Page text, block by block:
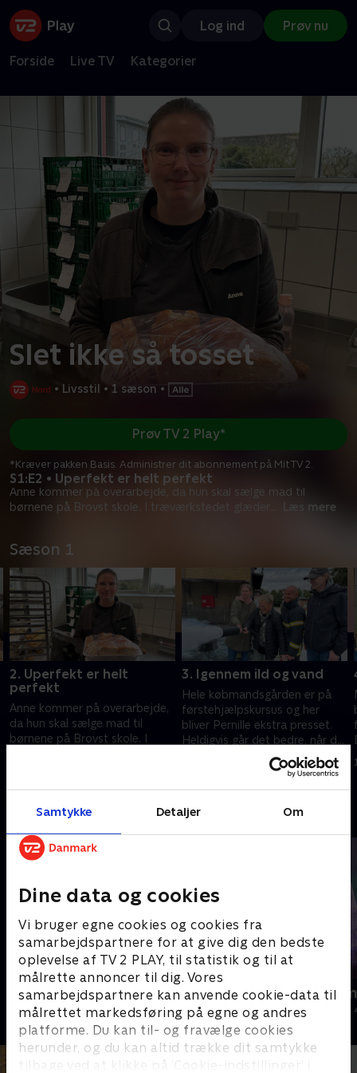
Samtykke Detaljer Om
Dine data og cookies
Vi bruger egne cookies og cookies fra
samarbejdspartnere for at give dig den bedste
oplevelse af TV 2 PLAY, til statistik og til at
målrette annoncer til dig. Vores
samarbejdspartnere kan anvende cookie-data til
målrettet markedsføring på egne og andres
platforme. Du kan til- og fravælge cookies
herunder, og du kan altid trække dit samtykke
tilbage ved at klikke på ’Cookie-indstillinger’ i
Log ind Prøv nu
Forside Live TV Kategorier
Slet ikke så tosset
• Livsstil • 1 sæson •
S1:E2 • Uperfekt er helt perfekt
Anne kommer på overarbejde, da hun skal sælge mad til
børnene på Brovst skole. I træværkstedet glæder
Læs mere
Prøv TV 2 Play*
*Kræver pakken Basis. Administrer dit abonnement på Mit TV 2.
Sæson 1
2. Uperfekt er helt
perfekt
Anne kommer på overarbejde,
da hun skal sælge mad til
børnene på Brovst skole. I
3. Igennem ild og vand
Hele købmandsgården er på
førstehjælpskursus og her
bliver Pernille ekstra presset.
Heldigvis går det bedre, når der
skal slukkes ildebrand.
9. maj 2025 • 15 min
Andre så også
Jul på slottet - Warwick
2020 • Livsstil • 46 min
Julelys for
2022 • Livsstil •